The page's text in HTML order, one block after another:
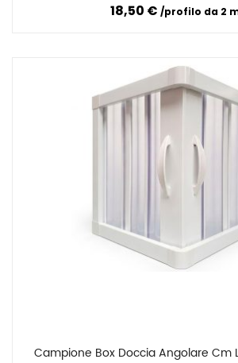
18,50 € profilo da 2
Campione Box Doccia Angolare Cm
Confronta